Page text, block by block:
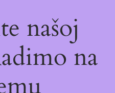
našoj
na